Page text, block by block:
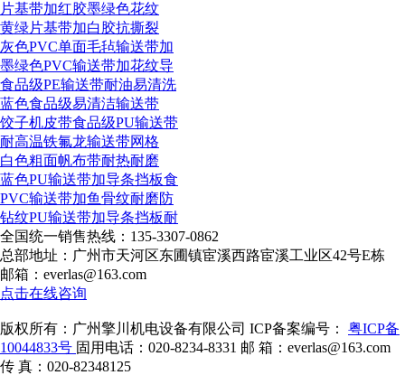
片基带加红胶墨绿色花纹
黄绿片基带加白胶抗撕裂
灰色PVC单面毛毡输送带加
墨绿色PVC输送带加花纹导
食品级PE输送带耐油易清洗
蓝色食品级易清洁输送带
饺子机皮带食品级PU输送带
耐高温铁氟龙输送带网格
白色粗面帆布带耐热耐磨
蓝色PU输送带加导条挡板食
PVC输送带加鱼骨纹耐磨防
钻纹PU输送带加导条挡板耐
全国统一销售热线： 135-3307-0862
总部地址：广州市天河区东圃镇宦溪西路宦溪工业区42号E栋
邮箱：everlas@163.com
点击在线咨询
版权所有：广州擎川机电设备有限公司 ICP备案编号： 粤ICP备
10044833号 固用电话：020-8234-8331 邮 箱：everlas@163.com
传 真：020-82348125